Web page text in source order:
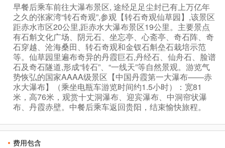
早餐后乘车前往大瀑布景区, 途经足足尘封已有上万亿年
之久的张家湾“转石奇观”,参观【转石奇观仙草园】,该景区
距赤水市区20公里,距赤水大瀑布景区19公里。主要景点
有石斛文化广场、阴元石、坐忘亭、心斋亭、奇石阵、奇
石穿越、沧海桑田、转石奇观和金钗石斛垒石栽培示范
等。仙草园里遍布奇异的丹霞巨石,丹经石、仙舟石、脸谱
石及奇石隧道,形成“转石”、“一线天”等自然景观。游览气
势恢弘的国家AAAA级景区【中国丹霞第一大瀑布——赤
水大瀑布】（乘坐电瓶车游览时间约1.5小时）：宽81
米，高76米，观赏十丈洞瀑布、迎宾瀑布、中洞帘状瀑
布、丹霞赤壁。中餐后乘车返回贵阳，结束愉快旅程。
费用包含